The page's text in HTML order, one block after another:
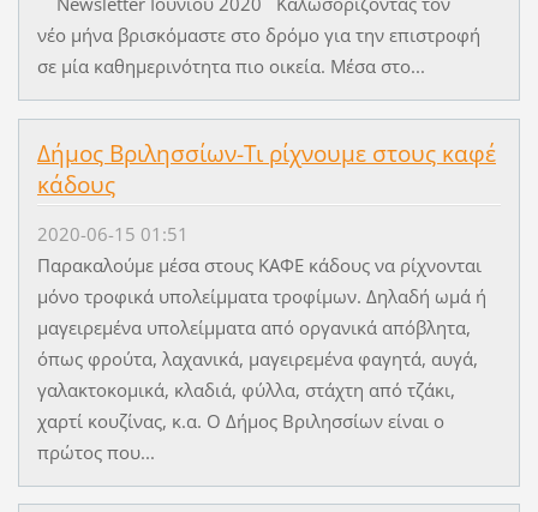
νέο μήνα βρισκόμαστε στο δρόμο για την επιστροφή
σε μία καθημερινότητα πιο οικεία. Μέσα στο...
Δήμος Βριλησσίων-Τι ρίχνουμε στους καφέ
κάδους
2020-06-15 01:51
Παρακαλούμε μέσα στους ΚΑΦΕ κάδους να ρίχνονται
μόνο τροφικά υπολείμματα τροφίμων. Δηλαδή ωμά ή
μαγειρεμένα υπολείμματα από οργανικά απόβλητα,
όπως φρούτα, λαχανικά, μαγειρεμένα φαγητά, αυγά,
γαλακτοκομικά, κλαδιά, φύλλα, στάχτη από τζάκι,
χαρτί κουζίνας, κ.α. Ο Δήμος Βριλησσίων είναι ο
πρώτος που...